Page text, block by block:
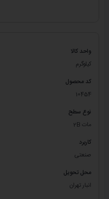
واحد کالا
کیلوگرم
کد محصول
10454
نوع سطح
مات 2B
کاربرد
صنعتی
محل تحویل
انبار تهران